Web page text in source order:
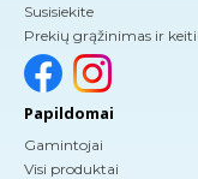
Susisiekite
Prekių grąžinimas ir
Papildomai
Gamintojai
Visi produktai